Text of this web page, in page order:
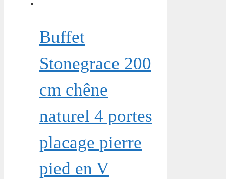
Buffet
Stonegrace 200
cm chêne
naturel 4 portes
placage pierre
pied en V